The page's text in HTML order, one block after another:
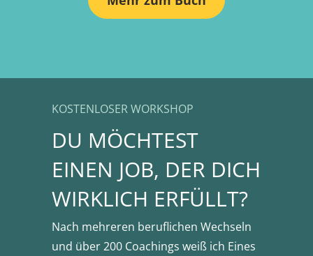
KOSTENLOSER WORKSHOP
DU MÖCHTEST
EINEN JOB, DER DICH
WIRKLICH ERFÜLLT?
Nach mehreren beruflichen Wechseln
und über 200 Coachings weiß ich Eines